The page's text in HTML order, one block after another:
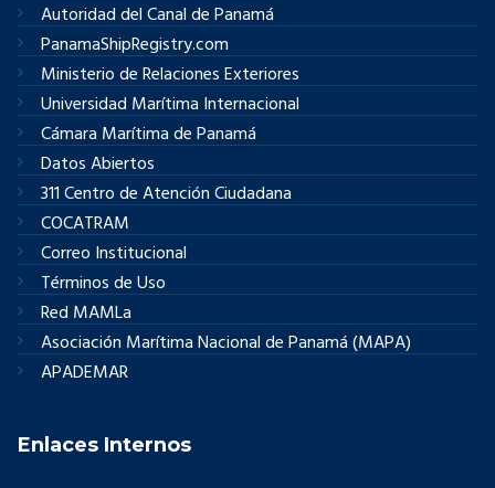
Autoridad del Canal de Panamá
PanamaShipRegistry.com
Ministerio de Relaciones Exteriores
Universidad Marítima Internacional
Cámara Marítima de Panamá
Datos Abiertos
311 Centro de Atención Ciudadana
COCATRAM
Correo Institucional
Términos de Uso
Red MAMLa
Asociación Marítima Nacional de Panamá (MAPA)
APADEMAR
Enlaces Internos